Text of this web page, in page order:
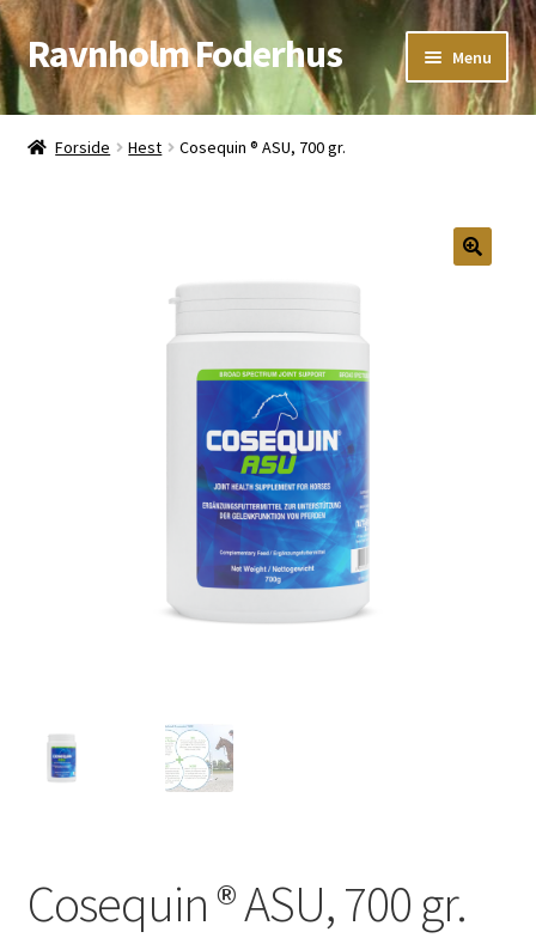
Spring
til
navigation
Spring
til
indhold
Ravnholm Foderhus Menu
Åbningstider
Forside Hest Cosequin ® ASU, 700 gr.
Cosequin ® ASU, 700 gr.